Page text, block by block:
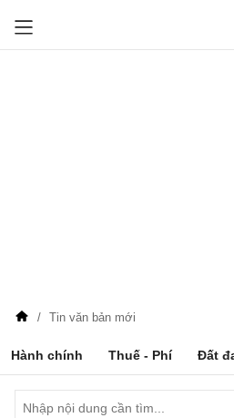
Tin văn bản mới
Hành chính Thuế - Phí Đất